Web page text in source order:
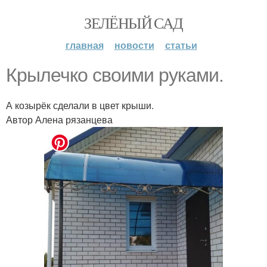
ЗЕЛЁНЫЙ САД
главная новости статьи
Крылечко своими руками.
А козырёк сделали в цвет крыши.
Автор Алена рязанцева